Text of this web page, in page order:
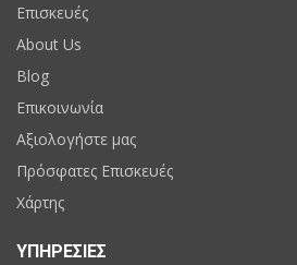
Επισκευές
About Us
Blog
Επικοινωνία
Αξιολογήστε μας
Πρόσφατες Επισκευές
Χάρτης
ΥΠΗΡΕΣΙΕΣ